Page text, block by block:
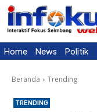
Home News Politik
Beranda Trending
TRENDING